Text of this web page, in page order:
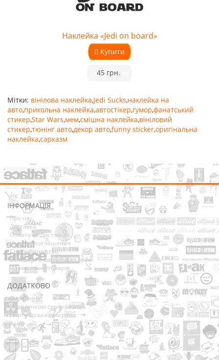
Наклейка «Jedi on board»
Купити
45 грн.
Мітки: вінілова наклейка,Jedi Sucks,наклейка на
авто,прикольна наклейка,автостікер,гумор,фанатський
стикер,Star Wars,мем,смішна наклейка,вініловий
стикер,тюнінг авто,декор авто,funny sticker,оригінальна
наклейка,сарказм
ІНФОРМАЦІЯ
Про нас
Доставка
Оплата та Доставка
Условия соглашения
Співробітництво
Володарям авторських прав
Повернення товарів
ДОДАТКОВО
Виробники
Подарункові сертифікати
Партнерська програма
Акції